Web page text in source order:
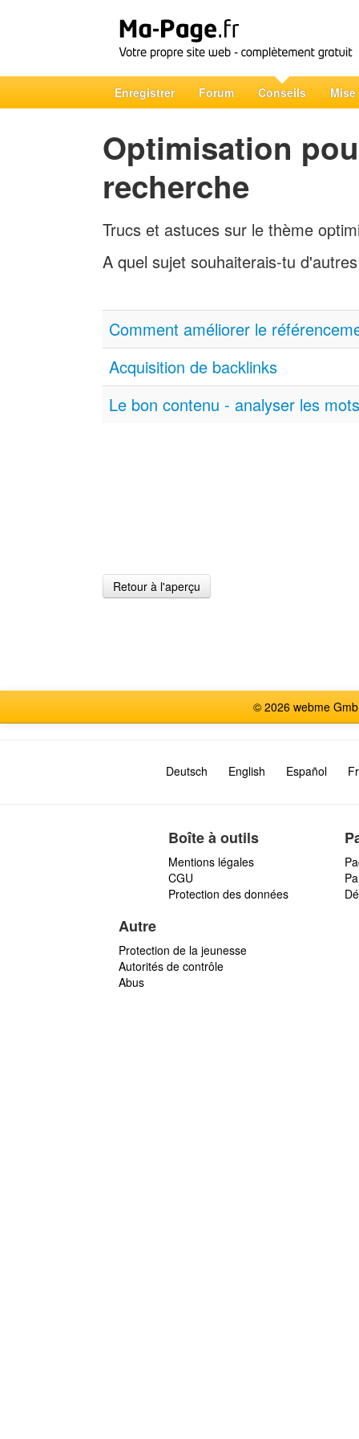
Enregistrer Forum Conseils Mise
Optimisation
recherche
Trucs et astuces sur le thème
A quel sujet souhaiterais-tu
Comment améliorer le
Acquisition de backlinks
Le bon contenu - analyser les
Retour à l'aperçu
© 2026 webme
Deutsch English Español
Boîte à outils
Mentions légales
CGU
Protection des données
Autre
Protection de la jeunesse
Autorités de contrôle
Abus